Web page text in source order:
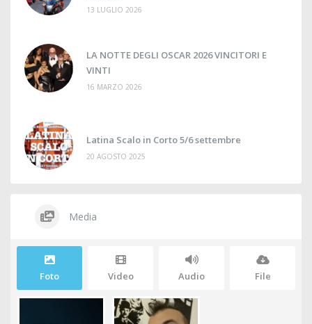
13 LUGLIO 2026
LA NOTTE DEGLI OSCAR 2026 VINCITORI E
VINTI
16 MARZO 2026
Latina Scalo in Corto 5/6 settembre
20 AGOSTO 2025
Media
Foto Video Audio File